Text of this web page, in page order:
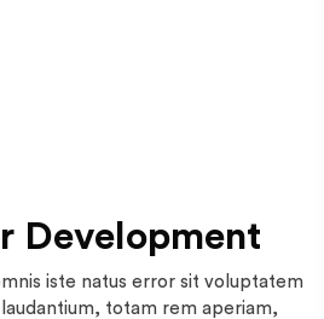
Development
iste natus error sit voluptatem
totam rem aperiam,